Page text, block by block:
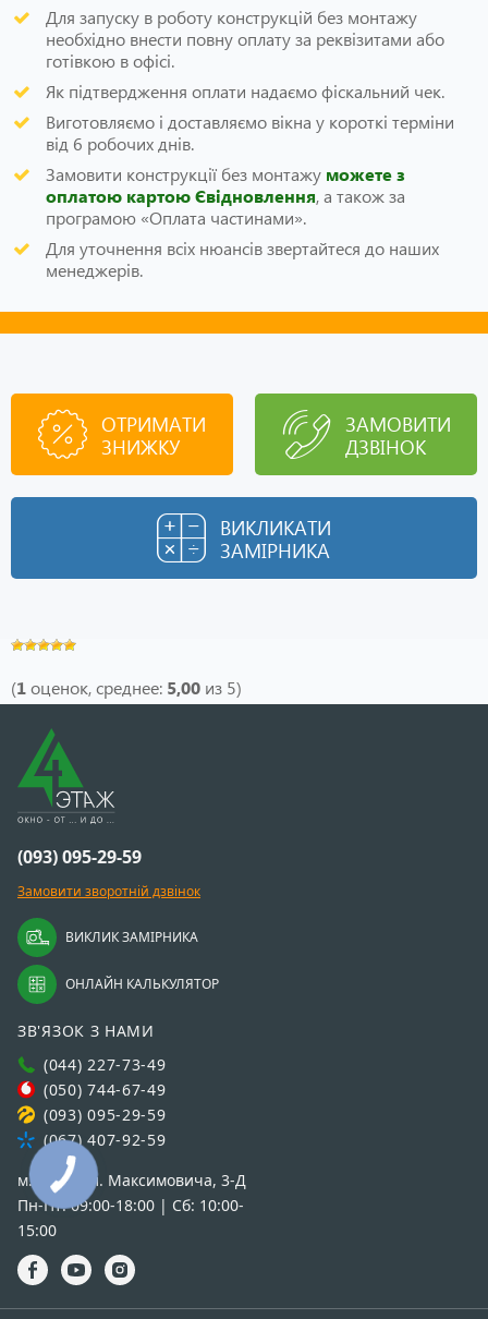
Для запуску в роботу конструкцій без монтажу
необхідно внести повну оплату за реквізитами або
готівкою в офісі.
Як підтвердження оплати надаємо фіскальний чек.
Виготовляємо і доставляємо вікна у короткі терміни
від 6 робочих днів.
Замовити конструкції без монтажу можете з
оплатою картою Євідновлення, а також за
програмою «Оплата частинами».
Для уточнення всіх нюансів звертайтеся до наших
менеджерів.
ОТРИМАТИ
ЗНИЖКУ
ЗАМОВИТИ
ДЗВІНОК
ВИКЛИКАТИ
ЗАМІРНИКА
(1оценок, среднее: 5,00 из 5)
(093) 095-29-59
Замовити зворотній дзвінок
ВИКЛИК ЗАМІРНИКА
ОНЛАЙН КАЛЬКУЛЯТОР
ЗВ'ЯЗОК З НАМИ
(044) 227-73-49
(050) 744-67-49
(093) 095-29-59
(067) 407-92-59
м.Київ: вул. Максимовича, 3-Д
Пн-Пт: 09:00-18:00 | Сб: 10:00-
15:00